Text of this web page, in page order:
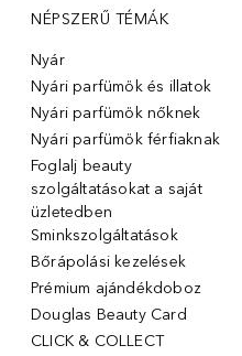
NÉPSZERŰ TÉMÁK
Nyár
Nyári parfümök és illatok
Nyári parfümök nőknek
Nyári parfümök férfiaknak
Foglalj beauty
szolgáltatásokat a saját
üzletedben
Sminkszolgáltatások
Bőrápolási kezelések
Prémium ajándékdoboz
Douglas Beauty Card
CLICK & COLLECT